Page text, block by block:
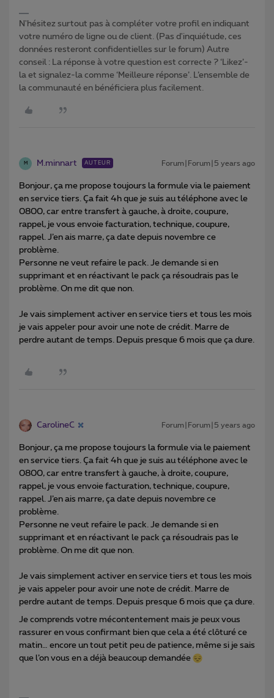
N'hésitez surtout pas à compléter votre profil en indiquant
votre numéro de ligne ou de client. (Pas d'inquiétude, ces
données resteront confidentielles sur le forum) Autre
conseil : La réponse à votre question est correcte ? ‘Likez’-
la et signalez-la comme ‘Meilleure réponse’. L’ensemble de
la communauté en bénéficiera plus facilement.
M M.minnart AUTEUR Forum|Forum|5 years ago
Bonjour, ça me propose toujours la formule via le paiement
en service tiers. Ça fait 4h que je suis au téléphone avec le
0800, car entre transfert à gauche, à droite, coupure,
rappel, je vous envoie facturation, technique, coupure,
rappel. J’en ais marre, ça date depuis novembre ce
problème.
Personne ne veut refaire le pack. Je demande si en
supprimant et en réactivant le pack ça résoudrais pas le
problème. On me dit que non.
Je vais simplement activer en service tiers et tous les mois
je vais appeler pour avoir une note de crédit. Marre de
perdre autant de temps. Depuis presque 6 mois que ça dure.
CarolineC Forum|Forum|5 years ago
Bonjour, ça me propose toujours la formule via le paiement
en service tiers. Ça fait 4h que je suis au téléphone avec le
0800, car entre transfert à gauche, à droite, coupure,
rappel, je vous envoie facturation, technique, coupure,
rappel. J’en ais marre, ça date depuis novembre ce
problème.
Personne ne veut refaire le pack. Je demande si en
supprimant et en réactivant le pack ça résoudrais pas le
problème. On me dit que non.
Je vais simplement activer en service tiers et tous les mois
je vais appeler pour avoir une note de crédit. Marre de
perdre autant de temps. Depuis presque 6 mois que ça dure.
Je comprends votre mécontentement mais je peux vous
rassurer en vous confirmant bien que cela a été clôturé ce
matin… encore un tout petit peu de patience, même si je sais
que l’on vous en a déjà beaucoup demandée